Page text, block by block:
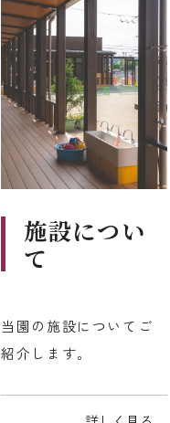
施設につい
て
当園の施設についてご
紹介します。